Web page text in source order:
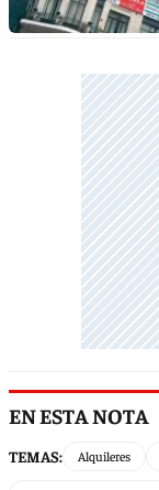
EN ESTA NOTA
TEMAS: Alquileres